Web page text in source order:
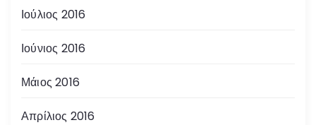
Ιούλιος 2016
Ιούνιος 2016
Μάιος 2016
Απρίλιος 2016